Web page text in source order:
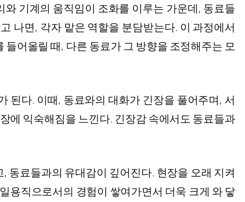
기계의 움직임이 조화를 이루는 가운데, 동료들
나면, 각자 맡은 역할을 분담받는다. 이 과정에서
어올릴 때, 다른 동료가 그 방향을 조정해주는 모
된다. 이때, 동료와의 대화가 긴장을 풀어주며, 서
에 익숙해짐을 느낀다. 긴장감 속에서도 동료들과
동료들과의 유대감이 깊어진다. 현장을 오래 지켜
용직으로서의 경험이 쌓여가면서 더욱 크게 와 닿